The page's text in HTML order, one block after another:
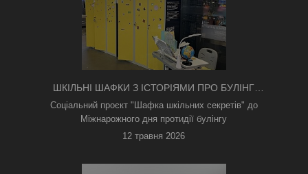
ШКІЛЬНІ ШАФКИ З ІСТОРІЯМИ ПРО БУЛІНГ
З'ЯВИЛИСЯ В КИЄВІ
Соціальний проєкт "Шафка шкільних секретів" до
Міжнарожного дня протидії булінгу
12 травня 2026